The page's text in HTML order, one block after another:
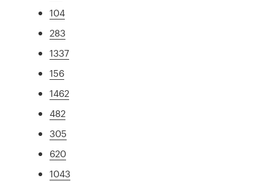
104
283
1337
156
1462
482
305
620
1043